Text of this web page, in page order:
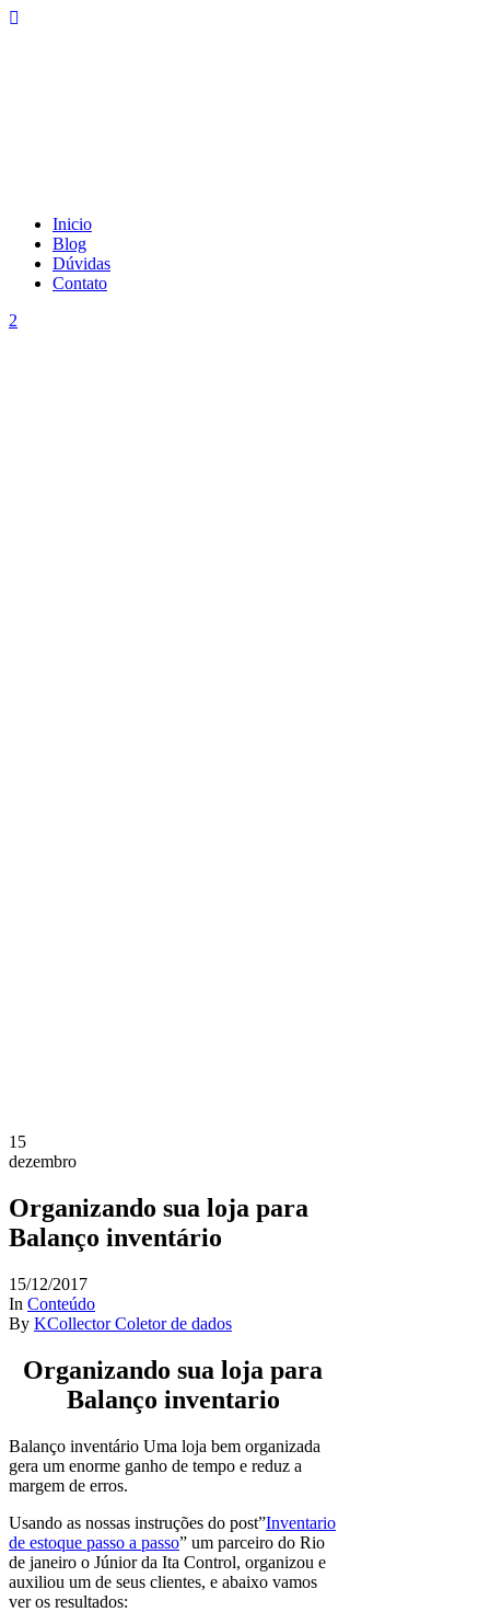
Inicio
Blog
Dúvidas
Contato
15
dezembro
Organizando sua loja para
Balanço inventário
15/12/2017
In Conteúdo
By KCollector Coletor de dados
Organizando sua loja para
Balanço inventario
Balanço inventário Uma loja bem organizada
gera um enorme ganho de tempo e reduz a
margem de erros.
Usando as nossas instruções do post”Inventario
de estoque passo a passo” um parceiro do Rio
de janeiro o Júnior da Ita Control, organizou e
auxiliou um de seus clientes, e abaixo vamos
ver os resultados: